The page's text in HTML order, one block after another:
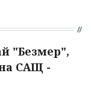
"Безмер",
САЩ -